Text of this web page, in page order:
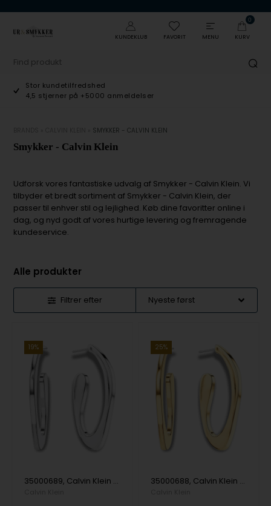
KUNDEKLUB FAVORIT MENU
0
KURV
Stor kundetilfredshed
4,5 stjerner på +5000 anmeldelser
SMYKKER - CALVIN KLEIN
Smykker - Calvin Klein
Udforsk vores fantastiske udvalg af Smykker - Calvin Klein. Vi
tilbyder et bredt sortiment af Smykker - Calvin Klein, der
passer til enhver stil og lejlighed. Køb dine favoritter online i
dag, og nyd godt af vores hurtige levering og fremragende
kundeservice.
Alle produkter
Filtrer efter
19%
35000689, Calvin Klein Harmonious Connection Ørering
25%
35000688, Calvin Klein Harmonious Connection Ørering